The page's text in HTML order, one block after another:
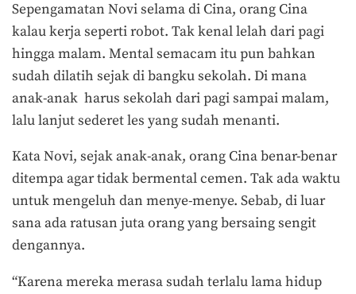
Sepengamatan Novi selama di Cina, orang Cina
kalau kerja seperti robot. Tak kenal lelah dari pagi
hingga malam. Mental semacam itu pun bahkan
sudah dilatih sejak di bangku sekolah. Di mana
anak-anak harus sekolah dari pagi sampai malam,
lalu lanjut sederet les yang sudah menanti.
Kata Novi, sejak anak-anak, orang Cina benar-benar
ditempa agar tidak bermental cemen. Tak ada waktu
untuk mengeluh dan menye-menye. Sebab, di luar
sana ada ratusan juta orang yang bersaing sengit
dengannya.
“Karena mereka merasa sudah terlalu lama hidup